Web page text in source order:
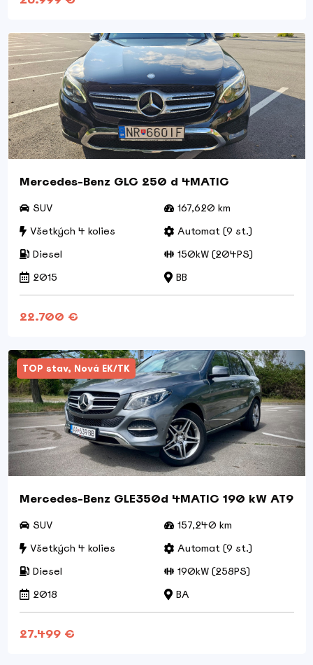
Mercedes-Benz GLC 250 d 4MATIC
SUV
167,620 km
Všetkých 4 kolies
Automat (9 st.)
Diesel
150kW (204PS)
2015
BB
22.700 €
TOP stav, Nová EK/TK
Mercedes-Benz GLE350d 4MATIC 190 kW AT9
SUV
157,240 km
Všetkých 4 kolies
Automat (9 st.)
Diesel
190kW (258PS)
2018
BA
27.499 €